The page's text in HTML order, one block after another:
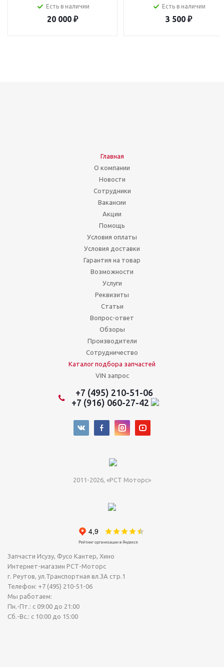
Есть в наличии
20 000 ₽
Есть в наличии
3 500₽
Главная
О компании
Новости
Сотрудники
Вакансии
Акции
Помощь
Условия оплаты
Условия доставки
Гарантия на товар
Возможности
Услуги
Реквизиты
Статьи
Вопрос-ответ
Обзоры
Производители
Сотрудничество
Каталог подбора запчастей
VIN запрос
+7 (495) 210-51-06
+7 (916) 060-27-42
2011-2026, «РСТ Моторс»
Запчасти Исузу, Фусо Кантер, Хино
Интернет-магазин РСТ-Моторс
г. Реутов, ул.Транспортная вл.3А стр.1
Телефон: +7 (495) 210-51-06
Мы работаем:
Пн.-Пт.: с 09:00 до 21:00
Сб.-Вс.: с 10:00 до 15:00